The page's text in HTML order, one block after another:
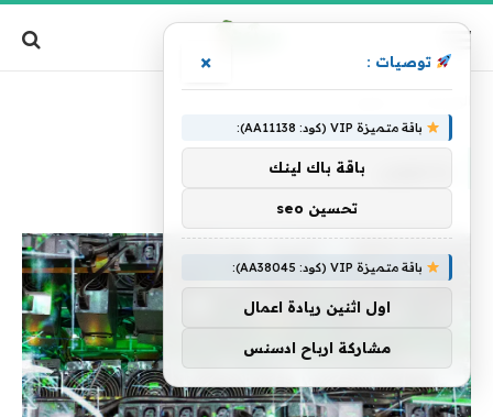
توصيات : ×
باقة متميزة VIP (كود: AA11138):
باقة باك لينك
تحسين seo
باقة متميزة VIP (كود: AA38045):
اول اثنين ريادة اعمال
مشاركة ارباح ادسنس